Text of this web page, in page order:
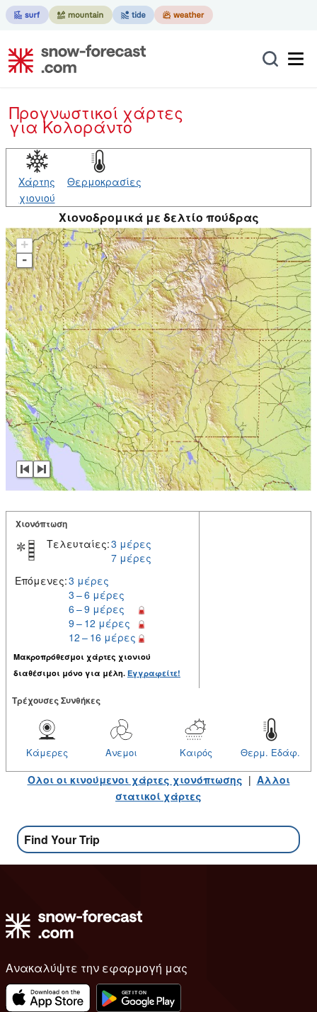
Προγνωστικοί χάρτες
για Κολοράντο
Χάρτης
χιονιού
Θερμοκρασίες
Χιονοδρομικά με δελτίο πούδρας
+
-
Χιονόπτωση
Τελευταίες:3 μέρες
7 μέρες
Επόμενες:3 μέρες
3 – 6 μέρες
6 – 9 μέρες
9 – 12 μέρες
12 – 16 μέρες
Μακροπρόθεσμοι χάρτες χιονιού
διαθέσιμοι μόνο για μέλη. Εγγραφείτε!
Tρέχουσες Συνθήκες
Θερμ. Εδάφ.
Καιρός
Ανεμοι
Κάμερες
Ολοι οι κινούμενοι χάρτες χιονόπτωσης | Αλλοι
στατικοί χάρτες
Find Your Trip
Ανακαλύψτε την εφαρμογή μας